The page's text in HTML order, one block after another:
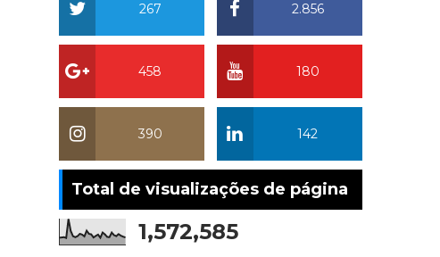
2.856
267
180
458
142
390
Total de visualizações de página
1,572,585